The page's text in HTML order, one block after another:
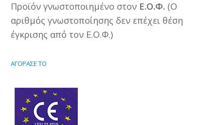
Προϊόν γνωστοποιημένο στον Ε.Ο.Φ. (Ο
αριθμός γνωστοποίησης δεν επέχει θέση
έγκρισης από τον Ε.Ο.Φ.)
ΑΓΟΡΑΣΕ ΤΟ